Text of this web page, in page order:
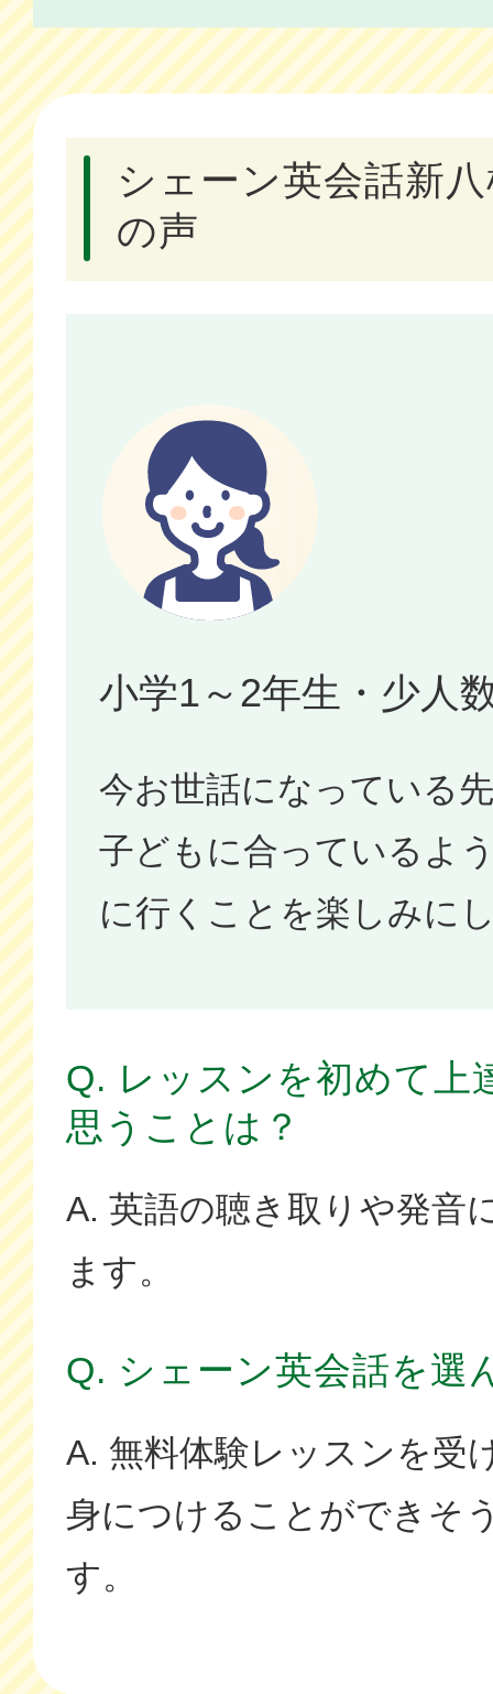
シェーン英会話新
の声
小学1～2年生・少人
今お世話になっている
子どもに合っているよ
に行くことを楽しみに
Q. レッスンを初めて上
思うことは？
A. 英語の聴き取りや発音
ます。
Q. シェーン英会話を選
A. 無料体験レッスンを受
身につけることができそ
す。